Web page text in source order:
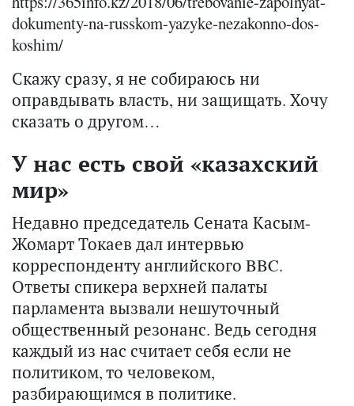
dokumenty-na-russkom-yazyke-nezakonno-dos-
koshim/
Скажу сразу, я не собираюсь ни
оправдывать власть, ни защищать. Хочу
сказать о другом…
У нас есть свой «казахский
мир»
Недавно председатель Сената Касым-
Жомарт Токаев дал интервью
корреспонденту английского BBC.
Ответы спикера верхней палаты
парламента вызвали нешуточный
общественный резонанс. Ведь сегодня
каждый из нас считает себя если не
политиком, то человеком,
разбирающимся в политике.